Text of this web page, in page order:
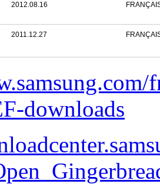
2012.08.16
2011.12.27
downloads